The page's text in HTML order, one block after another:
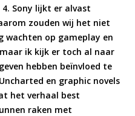
Sony lijkt er alvast
zouden wij het niet
wachten op gameplay en
ik kijk er toch al naar
hebben beïnvloed te
en graphic novels
het verhaal best
raken met